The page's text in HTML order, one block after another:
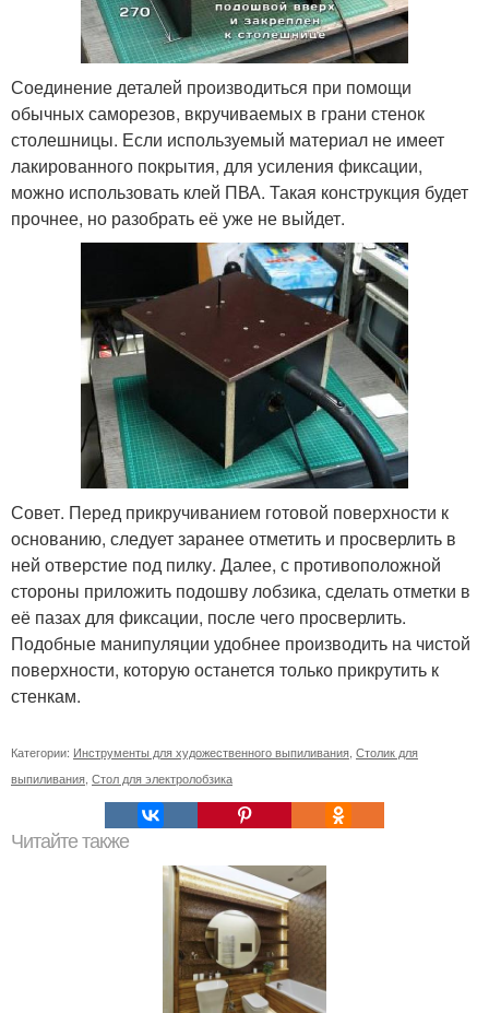
Соединение деталей производиться при помощи
обычных саморезов, вкручиваемых в грани стенок
столешницы. Если используемый материал не имеет
лакированного покрытия, для усиления фиксации,
можно использовать клей ПВА. Такая конструкция будет
прочнее, но разобрать её уже не выйдет.
Совет. Перед прикручиванием готовой поверхности к
основанию, следует заранее отметить и просверлить в
ней отверстие под пилку. Далее, с противоположной
стороны приложить подошву лобзика, сделать отметки в
её пазах для фиксации, после чего просверлить.
Подобные манипуляции удобнее производить на чистой
поверхности, которую останется только прикрутить к
стенкам.
Категории: Инструменты для художественного выпиливания Столик для
выпиливания Стол для электролобзика
Читайте также